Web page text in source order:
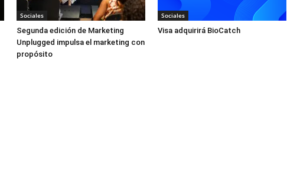
Sociales
Segunda edición de Marketing
Unplugged impulsa el marketing con
propósito
Sociales
Visa adquirirá BioCatch